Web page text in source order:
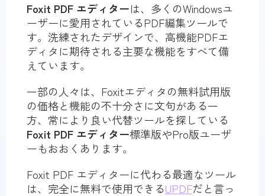
Foxit PDF エディターは、多くのWindowsユ
ーザーに愛用されているPDF編集ツールで
す。洗練されたデザインで、高機能PDFエ
ディタに期待される主要な機能をすべて備
えています。
一部の人々は、Foxitエディタの無料試用版
の価格と機能の不十分さに文句がある一
方、常により良い代替ツールを探している
Foxit PDF エディター標準版やPro版ユーザ
ーもおおくあります。
Foxit PDF エディターに代わる最適なツール
は、完全に無料で使用できるUPDFだと言っ